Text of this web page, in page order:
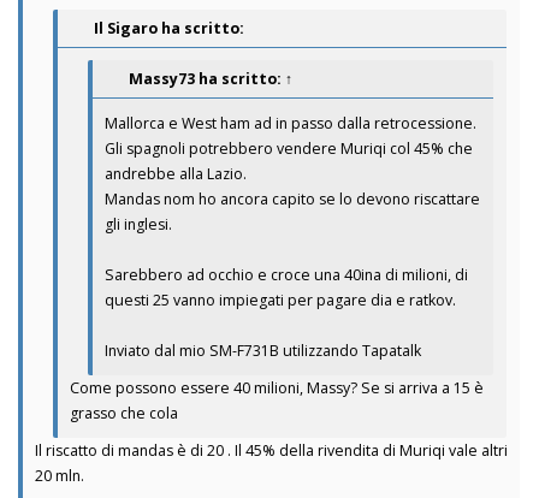
Il Sigaro ha scritto:
Massy73 ha scritto: ↑
Mallorca e West ham ad in passo dalla retrocessione.
Gli spagnoli potrebbero vendere Muriqi col 45% che
andrebbe alla Lazio.
Mandas nom ho ancora capito se lo devono riscattare
gli inglesi.
Sarebbero ad occhio e croce una 40ina di milioni, di
questi 25 vanno impiegati per pagare dia e ratkov.
Inviato dal mio SM-F731B utilizzando Tapatalk
Come possono essere 40 milioni, Massy? Se si arriva a 15 è
grasso che cola
Il riscatto di mandas è di 20 . Il 45% della rivendita di Muriqi vale altri
20 mln.